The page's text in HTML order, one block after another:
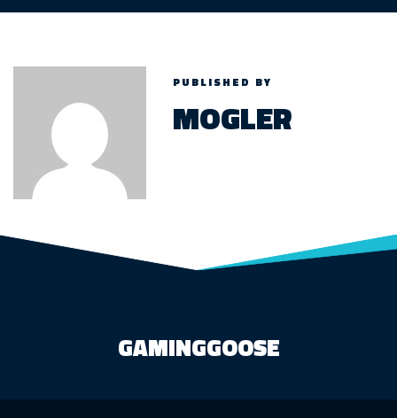
PUBLISHED BY
MOGLER
GAMINGGOOSE